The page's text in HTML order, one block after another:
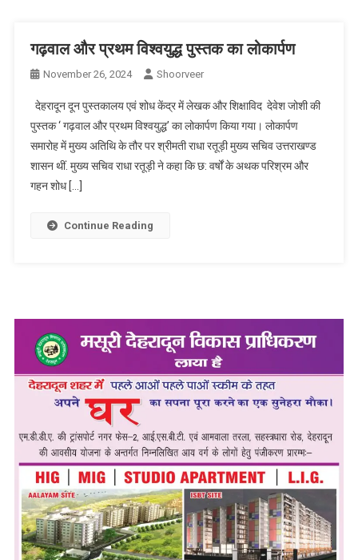
गढ़वाल और प्रथम विश्वयुद्ध पुस्तक का लोकार्पण
November 26, 2024 Shoorveer
देहरादून दून पुस्तकालय एवं शोध केंद्र में लेखक और शिक्षाविद देवेश जोशी की
पुस्तक ‘ गढ़वाल और प्रथम विश्वयुद्ध’ का लोकार्पण किया गया। लोकार्पण
समारोह में मुख्य अतिथि के तौर पर श्रीमती राधा रतूड़ी मुख्य सचिव उत्तराखण्ड
शासन थीं. मुख्य सचिव राधा रतूड़ी ने कहा कि छ: वर्षों के अथक परिश्रम और
गहन शोध […]
Continue Reading